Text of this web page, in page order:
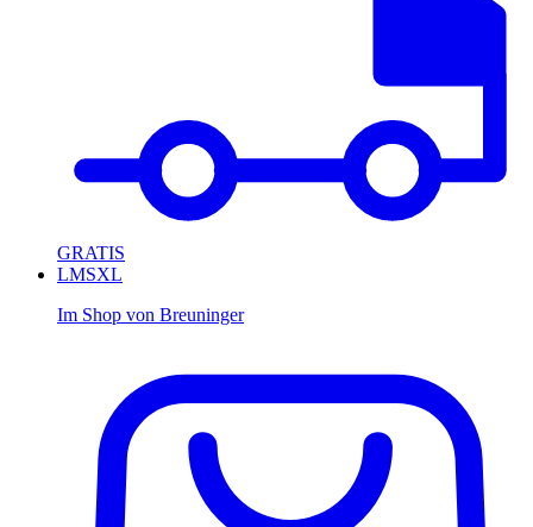
GRATIS
LMSXL
Im Shop von Breuninger